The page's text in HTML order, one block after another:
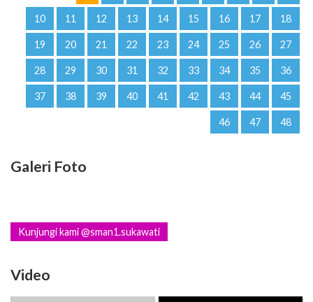
10 11 12 13 14 15 16 17 18
19 20 21 22 23 24 25 26 27
28 29 30 31 32 33 34 35 36
37 38 39 40 41 42 43 44 45
46 47 48
Galeri Foto
Kunjungi kami @sman1.sukawati
Video